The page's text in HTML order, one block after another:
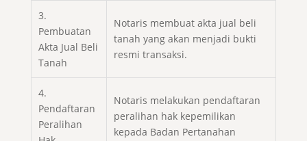
3.
Pembuatan
Akta Jual Beli
Tanah
Notaris membuat akta jual beli
tanah yang akan menjadi bukti
resmi transaksi.
4.
Pendaftaran
Peralihan
Notaris melakukan pendaftaran
peralihan hak kepemilikan
kepada Badan Pertanahan